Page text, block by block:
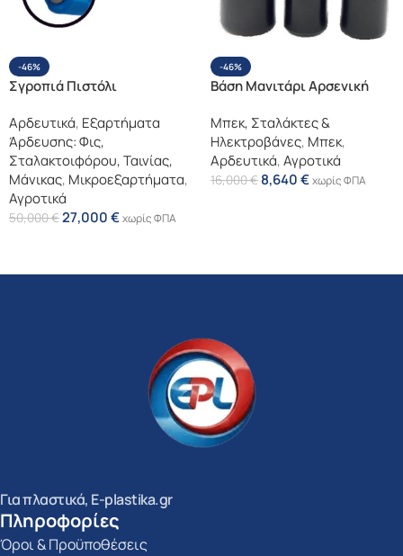
-46%
Σγροπιά Πιστόλι
Αρδευτικά, Εξαρτήματα
Άρδευσης: Φις,
Σταλακτοιφόρου, Ταινίας,
Μάνικας, Μικροεξαρτήματα,
Αγροτικά
50,000€27,000€χωρίς ΦΠΑ
-46%
Βάση Μανιτάρι Αρσενική
Μπεκ, Σταλάκτες &
Ηλεκτροβάνες, Μπεκ,
Αρδευτικά,Αγροτικά
16,000€ 8,640€χωρίς ΦΠΑ
Για πλαστικά, E-plastika.gr
Πληροφορίες
Όροι & Προϋποθέσεις